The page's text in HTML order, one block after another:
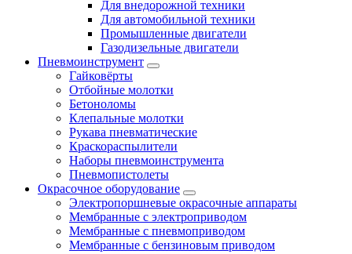
Для внедорожной техники
Для автомобильной техники
Промышленные двигатели
Газодизельные двигатели
Пневмоинструмент
Гайковёрты
Отбойные молотки
Бетоноломы
Клепальные молотки
Рукава пневматические
Краскораспылители
Наборы пневмоинструмента
Пневмопистолеты
Окрасочное оборудование
Электропоршневые окрасочные аппараты
Мембранные с электроприводом
Мембранные с пневмоприводом
Мембранные с бензиновым приводом